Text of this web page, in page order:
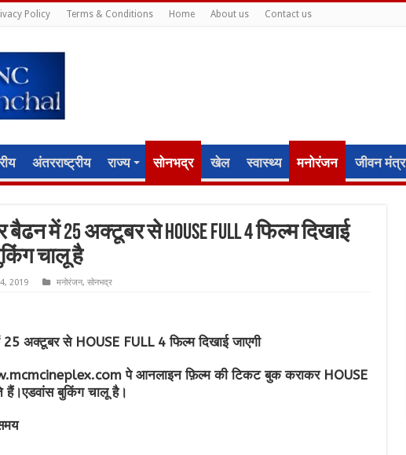
Policy Terms & Conditions Home About us Contact us
अंतरराष्ट्रीय राज्य सोनभद्र खेल स्वास्थ्य मनोरंजन जीवन मंत्र
बैढन में 25 अक्टूबर से HOUSE FULL 4 फिल्म दिखाई
चालू है
2019 मनोरंजन, सोनभद्र
25 अक्टूबर से HOUSE FULL 4 फिल्म दिखाई जाएगी
पे आनलाइन फ़िल्म की टिकट बुक कराकर HOUSE
बुकिंग चालू है।